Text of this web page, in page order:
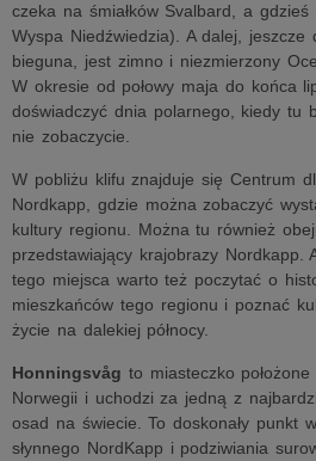
czeka na śmiałków Svalbard, a gdzieś
Wyspa Niedźwiedzia). A dalej, jeszcze
bieguna, jest zimno i niezmierzony
W okresie od połowy maja do końca
doświadczyć dnia polarnego, kiedy tu
nie zobaczycie.
W pobliżu klifu znajduje się Centrum
Nordkapp, gdzie można zobaczyć
kultury regionu. Można tu również
przedstawiający krajobrazy Nordkapp.
tego miejsca warto też poczytać o
mieszkańców tego regionu i poznać
życie na dalekiej północy.
Honningsvåg to miasteczko
Norwegii i uchodzi za jedną z
osad na świecie. To doskonały punkt
słynnego NordKapp i podziwiania